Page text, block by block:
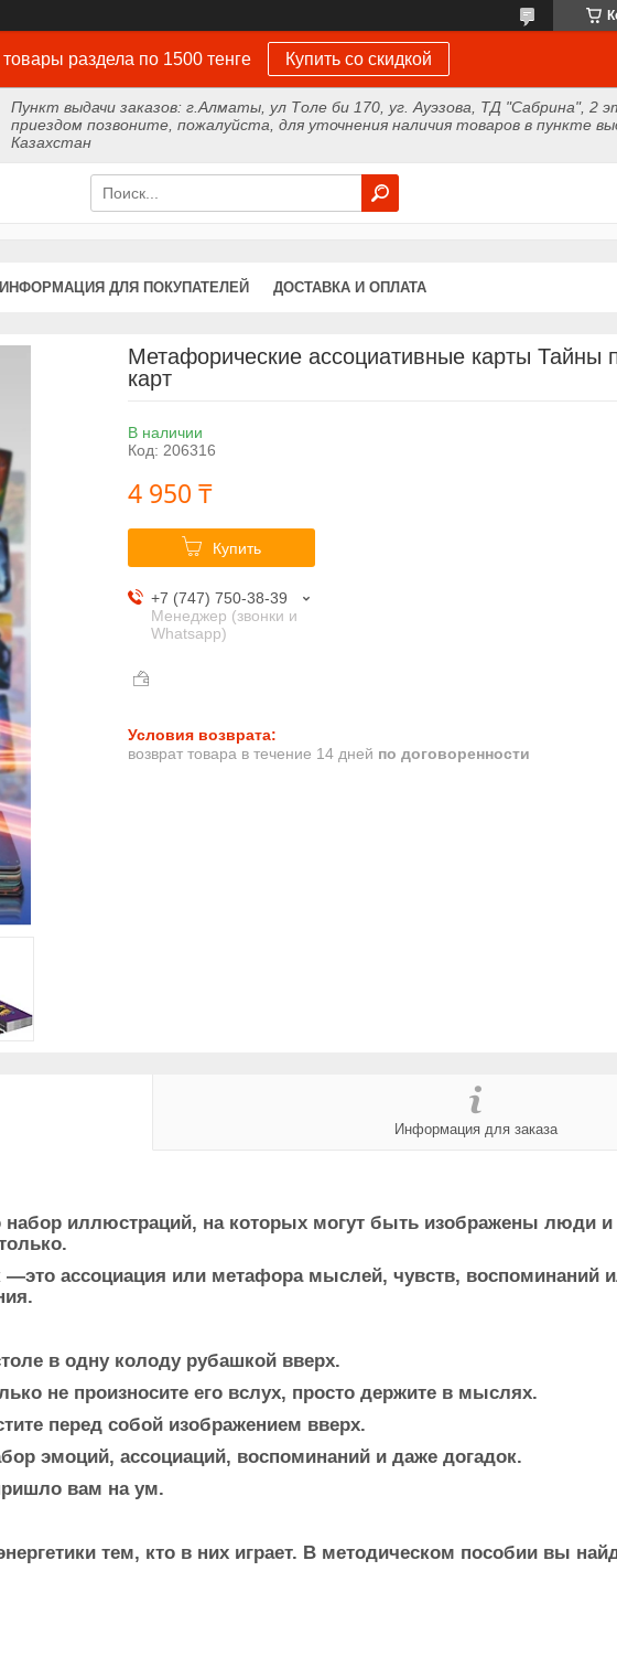
раздела по 1500 тенге Купить со скидкой
Пункт выдачи заказов: г.Алматы, ул Толе би 170, уг. Ауэзова, ТД "Сабрина", 2
приездом позвоните, пожалуйста, для уточнения наличия товаров в пункте
Казахстан
ИНФОРМАЦИЯ ДЛЯ ПОКУПАТЕЛЕЙ ДОСТАВКА И ОПЛАТА
Метафорические ассоциативные карты Тайны
карт
В наличии
Код: 206316
4 950 ₸
Купить
+7 (747) 750-38-39
Менеджер (звонки и
Whatsapp)
возврат товара в течение 14 дней по договоренности
Информация для заказа
иллюстраций, на которых могут быть изображены люди
ассоциация или метафора мыслей, чувств, воспоминаний
в одну колоду рубашкой вверх.
не произносите его вслух, просто держите в мыслях.
перед собой изображением вверх.
эмоций, ассоциаций, воспоминаний и даже догадок.
вам на ум.
тем, кто в них играет. В методическом пособии вы